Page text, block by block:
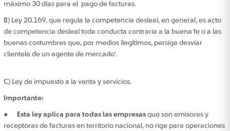
máximo 30 días para el pago de facturas.
B) Ley 20.169, que regula la competencia desleal, en general, es acto
de competencia desleal toda conducta contraria a la buena fe o a las
buenas costumbres que, por medios ilegítimos, persiga desviar
clientela de un agente de mercado'.
C) Ley de impuesto a la venta y servicios.
Importante:
● Esta ley aplica para todas las empresas que son emisores y
receptoras de facturas en territorio nacional, no rige para operaciones